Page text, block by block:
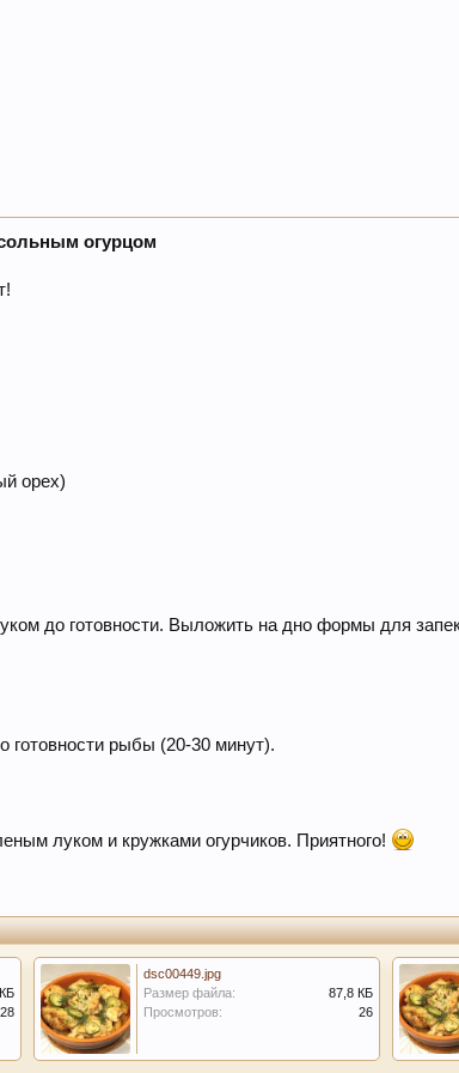
огурцом
орех)
до готовности. Выложить на дно формы для
готовности рыбы (20-30 минут).
луком и кружками огурчиков. Приятного!
28
dsc00449.jpg
Размер файла:
87,8 КБ
Просмотров:
26